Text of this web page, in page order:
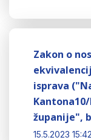
Zakon o
isprava
županije",
15.5.2023 15:42